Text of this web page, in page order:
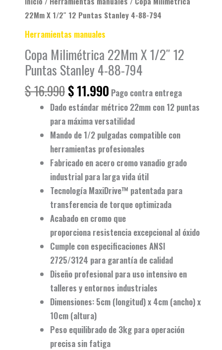
22Mm X 1/2″ 12 Puntas Stanley 4-88-794
Herramientas manuales
Copa Milimétrica 22Mm X 1/2″ 12
Puntas Stanley 4-88-794
$16.990$11.990 Pago contra entrega
Dado estándar métrico 22mm con 12 puntas
para máxima versatilidad
Mando de 1/2 pulgadas compatible con
herramientas profesionales
Fabricado en acero cromo vanadio grado
industrial para larga vida útil
Tecnología MaxiDrive™ patentada para
transferencia de torque optimizada
Acabado en cromo que
proporciona resistencia excepcional al óxido
Cumple con especificaciones ANSI
2725/3124 para garantía de calidad
Diseño profesional para uso intensivo en
talleres y entornos industriales
Dimensiones: 5cm (longitud) x 4cm (ancho) x
10cm (altura)
Peso equilibrado de 3kg para operación
precisa sin fatiga
cantidad